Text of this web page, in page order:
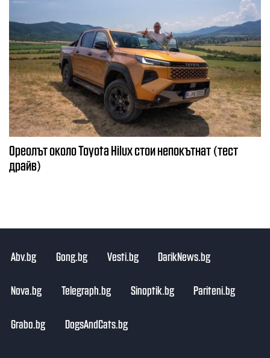
Ореолът около Toyota Hilux стои непокътнат (тест
драйв)
Abv.bg Gong.bg Vesti.bg DarikNews.bg
Nova.bg Telegraph.bg Sinoptik.bg Pariteni.bg
Grabo.bg DogsAndCats.bg